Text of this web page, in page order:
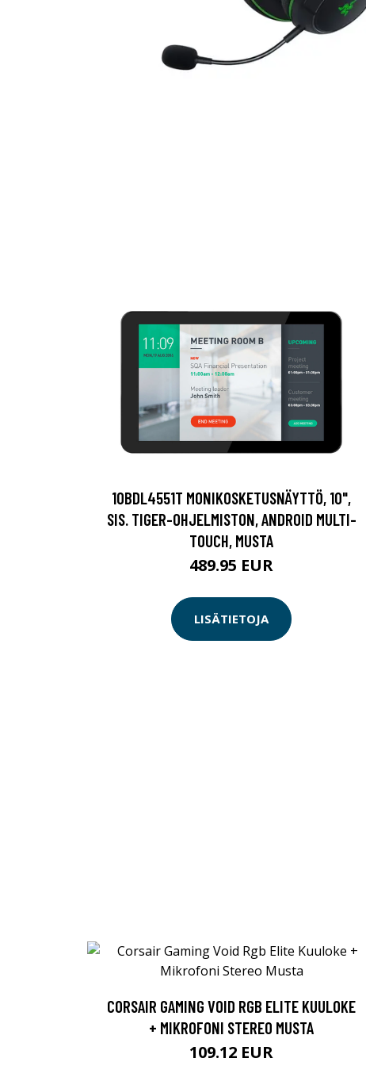
10BDL4551T MONIKOSKETUSNÄYTTÖ, 10",
SIS. TIGER-OHJELMISTON, ANDROID MULTI-
TOUCH, MUSTA
489.95 EUR
LISÄTIETOJA
CORSAIR GAMING VOID RGB ELITE KUULOKE
+ MIKROFONI STEREO MUSTA
109.12 EUR